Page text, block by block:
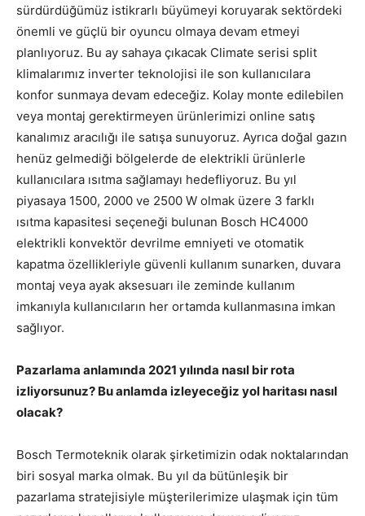
sürdürdüğümüz istikrarlı büyümeyi koruyarak sektördeki
önemli ve güçlü bir oyuncu olmaya devam etmeyi
planlıyoruz. Bu ay sahaya çıkacak Climate serisi split
klimalarımız inverter teknolojisi ile son kullanıcılara
konfor sunmaya devam edeceğiz. Kolay monte edilebilen
veya montaj gerektirmeyen ürünlerimizi online satış
kanalımız aracılığı ile satışa sunuyoruz. Ayrıca doğal gazın
henüz gelmediği bölgelerde de elektrikli ürünlerle
kullanıcılara ısıtma sağlamayı hedefliyoruz. Bu yıl
piyasaya 1500, 2000 ve 2500 W olmak üzere 3 farklı
ısıtma kapasitesi seçeneği bulunan Bosch HC4000
elektrikli konvektör devrilme emniyeti ve otomatik
kapatma özellikleriyle güvenli kullanım sunarken, duvara
montaj veya ayak aksesuarı ile zeminde kullanım
imkanıyla kullanıcıların her ortamda kullanmasına imkan
sağlıyor.
Pazarlama anlamında 2021 yılında nasıl bir rota
izliyorsunuz? Bu anlamda izleyeceğiz yol haritası nasıl
olacak?
Bosch Termoteknik olarak şirketimizin odak noktalarından
biri sosyal marka olmak. Bu yıl da bütünleşik bir
pazarlama stratejisiyle müşterilerimize ulaşmak için tüm